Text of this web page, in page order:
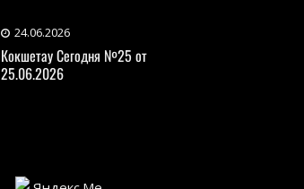
24.06.2026
Кокшетау Сегодня №25 от
25.06.2026